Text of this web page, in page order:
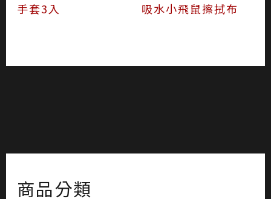
商品分類
手套3入
吸水小飛鼠擦拭布